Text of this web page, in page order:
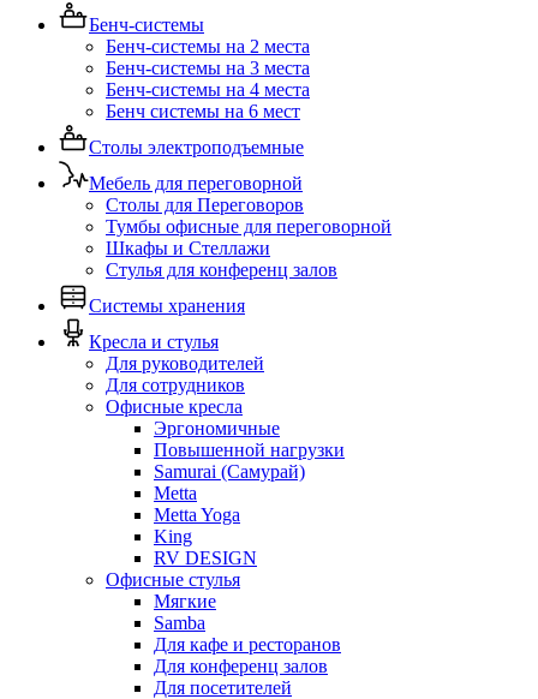
Бенч-системы
Бенч-системы на 2 места
Бенч-системы на 3 места
Бенч-системы на 4 места
Бенч системы на 6 мест
Столы электроподъемные
Мебель для переговорной
Столы для Переговоров
Тумбы офисные для переговорной
Шкафы и Стеллажи
Стулья для конференц залов
Системы хранения
Кресла и стулья
Для руководителей
Для сотрудников
Офисные кресла
Эргономичные
Повышенной нагрузки
Samurai (Самурай)
Metta
Metta Yoga
King
RV DESIGN
Офисные стулья
Мягкие
Samba
Для кафе и ресторанов
Для конференц залов
Для посетителей